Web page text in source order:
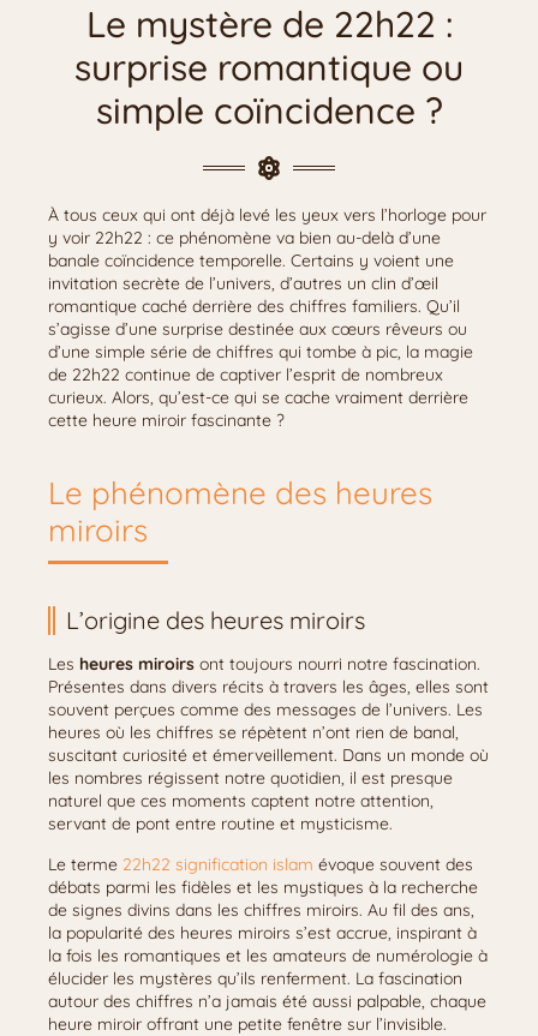
Le mystère de 22h22 :
surprise romantique ou
simple coïncidence ?
À tous ceux qui ont déjà levé les yeux vers l’horloge pour
y voir 22h22 : ce phénomène va bien au-delà d’une
banale coïncidence temporelle. Certains y voient une
invitation secrète de l’univers, d’autres un clin d’œil
romantique caché derrière des chiffres familiers. Qu’il
s’agisse d’une surprise destinée aux cœurs rêveurs ou
d’une simple série de chiffres qui tombe à pic, la magie
de 22h22 continue de captiver l’esprit de nombreux
curieux. Alors, qu’est-ce qui se cache vraiment derrière
cette heure miroir fascinante ?
Le phénomène des heures
miroirs
L’origine des heures miroirs
Les heures miroirs ont toujours nourri notre fascination.
Présentes dans divers récits à travers les âges, elles sont
souvent perçues comme des messages de l’univers. Les
heures où les chiffres se répètent n’ont rien de banal,
suscitant curiosité et émerveillement. Dans un monde où
les nombres régissent notre quotidien, il est presque
naturel que ces moments captent notre attention,
servant de pont entre routine et mysticisme.
Le terme 22h22 signification islam évoque souvent des
débats parmi les fidèles et les mystiques à la recherche
de signes divins dans les chiffres miroirs. Au fil des ans,
la popularité des heures miroirs s’est accrue, inspirant à
la fois les romantiques et les amateurs de numérologie à
élucider les mystères qu’ils renferment. La fascination
autour des chiffres n’a jamais été aussi palpable, chaque
heure miroir offrant une petite fenêtre sur l’invisible.